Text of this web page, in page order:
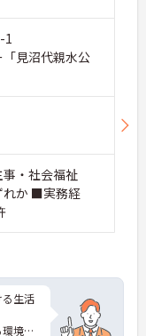
1
見沼代親水公
・社会福祉
れか ■実務経
生活
境で